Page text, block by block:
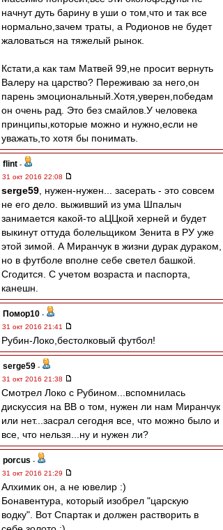
начнут дуть барину в уши о том,что и так все
нормально,зачем траты, а Родионов не будет
жаловаться на тяжелый рынок.
Кстати,а как там Матвей 99,не просит вернуть
Валеру на царство? Переживаю за него,он
парень эмоциональный.Хотя,уверен,победам
он очень рад. Это без смайлов.У человека
принципы,которые можно и нужно,если не
уважать,то хотя бы понимать.
flint -
31 окт 2016 22:08
serge59 , нужен-нужен... засерать - это совсем
не его дело. выживший из ума Шпалыч
занимается какой-то аЦЦкой херней и будет
выкинут оттуда болельщиком Зенита в РУ уже
этой зимой. А Миранчук в жизни дурак дураком,
но в футболе вполне себе светел башкой.
Сгодится. С учетом возраста и паспорта,
канешн.
Помор10 -
31 окт 2016 21:41
Рубин-Локо,бестолковый футбол!
serge59 -
31 окт 2016 21:38
Смотрел Локо с Рубином...вспомнилась
дискуссия на ВВ о том, нужен ли нам Миранчук
или нет...засрал сегодня все, что можно было и
все, что нельзя...ну и нужен ли?
porcus -
31 окт 2016 21:29
Алхимик он, а не ювелир :)
Бонавентура, который изобрел "царскую
водку". Вот Спартак и должен растворить в